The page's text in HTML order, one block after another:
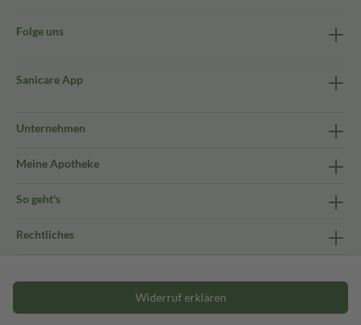
Folge uns
Sanicare App
Unternehmen
Meine Apotheke
So geht's
Rechtliches
Widerruf erklären